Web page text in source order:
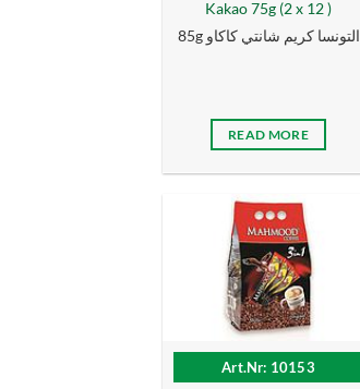
Kakao 75g (2 x 12 )
85g التونسا كریم شانتي كاكاو
READ MORE
Art.Nr: 10153